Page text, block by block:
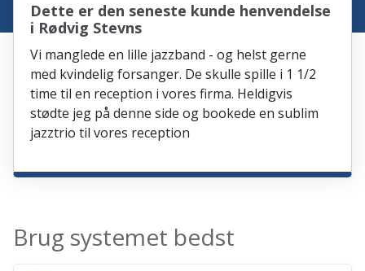
Dette er den seneste kunde henvendelse
i Rødvig Stevns
Vi manglede en lille jazzband - og helst gerne
med kvindelig forsanger. De skulle spille i 1 1/2
time til en reception i vores firma. Heldigvis
stødte jeg på denne side og bookede en sublim
jazztrio til vores reception
Brug systemet bedst